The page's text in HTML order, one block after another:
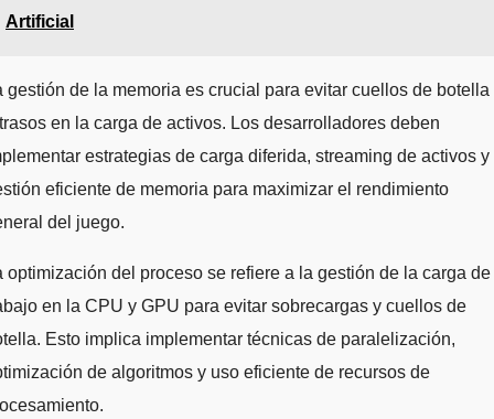
Artificial
gestión de la memoria es crucial para evitar cuellos de botella
en la carga de activos. Los desarrolladores deben
estrategias de carga diferida, streaming de activos y
eficiente de memoria para maximizar el rendimiento
del juego.
optimización del proceso se refiere a la gestión de la carga de
en la CPU y GPU para evitar sobrecargas y cuellos de
Esto implica implementar técnicas de paralelización,
de algoritmos y uso eficiente de recursos de